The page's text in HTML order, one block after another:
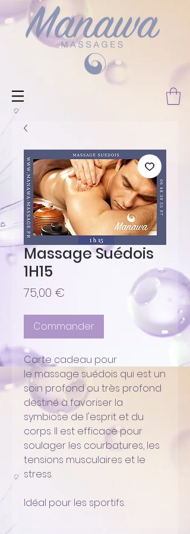
Massage Suédois
1H15
75,00 €
Commander
Carte cadeau pour
le massage suédois qui est un
soin profond ou très profond
destiné à favoriser la
symbiose de l'esprit et du
corps. Il est efficace pour
soulager les courbatures, les
tensions musculaires et le
stress.
Idéal pour les sportifs.